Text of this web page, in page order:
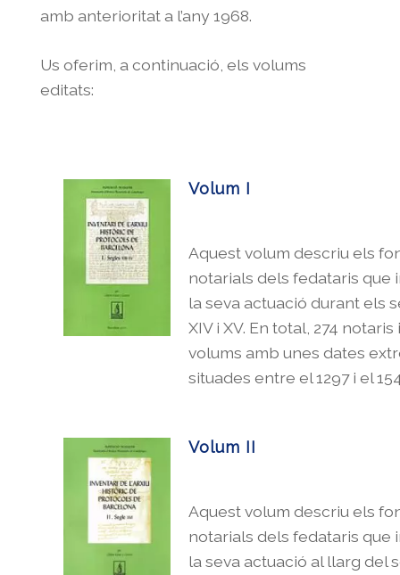
amb anterioritat a l’any 1968.
Us oferim, a continuació, els volums
editats:
Volum I
Aquest volum descriu els
notarials dels fedataris que
la seva actuació durant els
XIV i XV. En total, 274 notaris
volums amb unes dates
situades entre el 1297 i el
Volum II
Aquest volum descriu els
notarials dels fedataris que
la seva actuació al llarg del